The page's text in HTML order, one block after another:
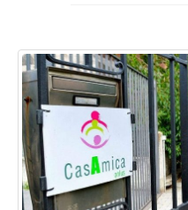
Fino al 29 marzo 2026 – Anziani
malati e fragili, VIDAS lancia
una campagna per rafforzare
l’assistenza domiciliare
2026